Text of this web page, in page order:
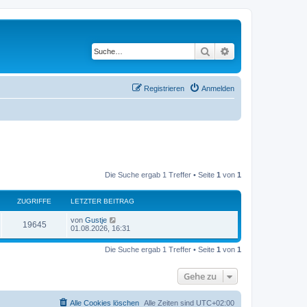
Suche
Anmelden
Registrieren
Die Suche ergab 1 Treffer • Seite 1 von 1
ZUGRIFFE LETZTER BEITRAG
19645Z
u
L
e
z
i
t
von Gustje
01.08.2026, 16:31
Die Suche ergab 1 Treffer • Seite 1 von 1
Gehe zu
Alle Zeiten sind UTC+02:00
Alle Cookies löschen